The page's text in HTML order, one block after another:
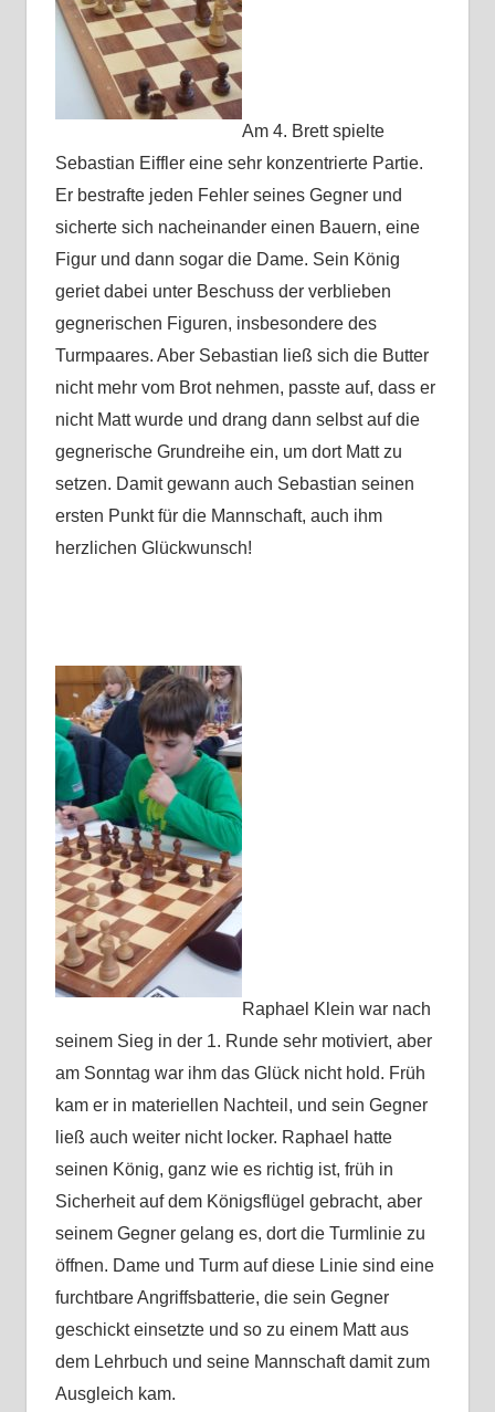
Am 4. Brett spielte
Sebastian Eiffler eine sehr konzentrierte Partie.
Er bestrafte jeden Fehler seines Gegner und
sicherte sich nacheinander einen Bauern, eine
Figur und dann sogar die Dame. Sein König
geriet dabei unter Beschuss der verblieben
gegnerischen Figuren, insbesondere des
Turmpaares. Aber Sebastian ließ sich die Butter
nicht mehr vom Brot nehmen, passte auf, dass er
nicht Matt wurde und drang dann selbst auf die
gegnerische Grundreihe ein, um dort Matt zu
setzen. Damit gewann auch Sebastian seinen
ersten Punkt für die Mannschaft, auch ihm
herzlichen Glückwunsch!
Raphael Klein war nach
seinem Sieg in der 1. Runde sehr motiviert, aber
am Sonntag war ihm das Glück nicht hold. Früh
kam er in materiellen Nachteil, und sein Gegner
ließ auch weiter nicht locker. Raphael hatte
seinen König, ganz wie es richtig ist, früh in
Sicherheit auf dem Königsflügel gebracht, aber
seinem Gegner gelang es, dort die Turmlinie zu
öffnen. Dame und Turm auf diese Linie sind eine
furchtbare Angriffsbatterie, die sein Gegner
geschickt einsetzte und so zu einem Matt aus
dem Lehrbuch und seine Mannschaft damit zum
Ausgleich kam.